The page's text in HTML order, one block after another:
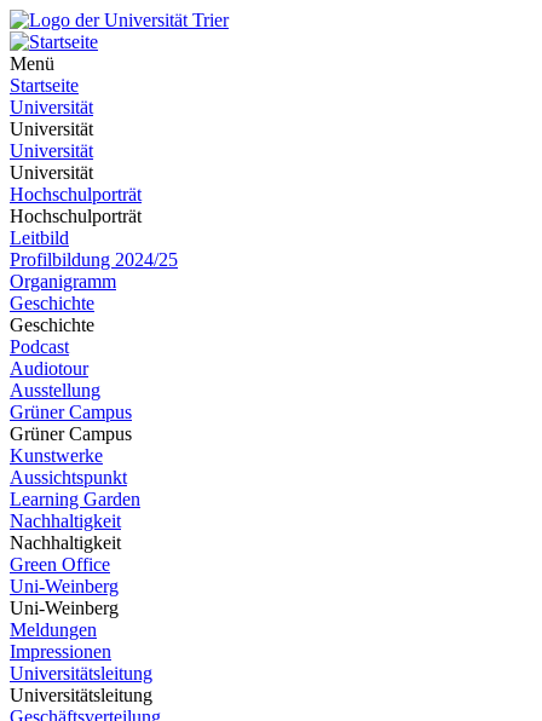
Menü
Startseite
Universität
Universität
Universität
Universität
Hochschulporträt
Hochschulporträt
Leitbild
Profilbildung 2024/25
Organigramm
Geschichte
Geschichte
Podcast
Audiotour
Ausstellung
Grüner Campus
Grüner Campus
Kunstwerke
Aussichtspunkt
Learning Garden
Nachhaltigkeit
Nachhaltigkeit
Green Office
Uni-Weinberg
Uni-Weinberg
Meldungen
Impressionen
Universitätsleitung
Universitätsleitung
Geschäftsverteilung